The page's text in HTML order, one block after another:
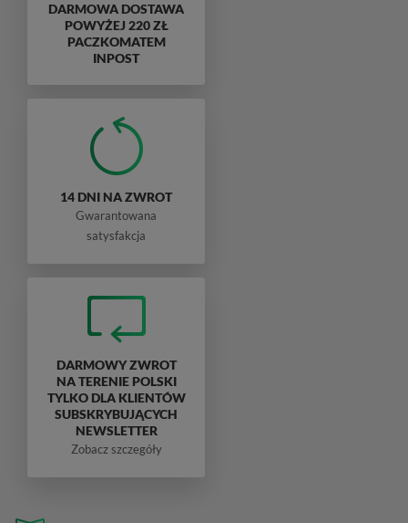
DARMOWA DOSTAWA
POWYŻEJ 220 ZŁ
PACZKOMATEM
INPOST
14 DNI NA ZWROT
Gwarantowana
satysfakcja
DARMOWY ZWROT
NA TERENIE POLSKI
TYLKO DLA KLIENTÓW
SUBSKRYBUJĄCYCH
NEWSLETTER
Zobacz szczegóły